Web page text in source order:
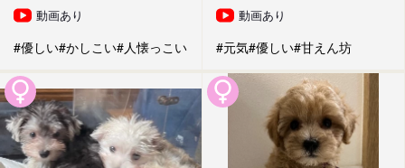
動画あり
#優しい#かしこい#人懐っこい
動画あり
#元気#優しい#甘えん坊